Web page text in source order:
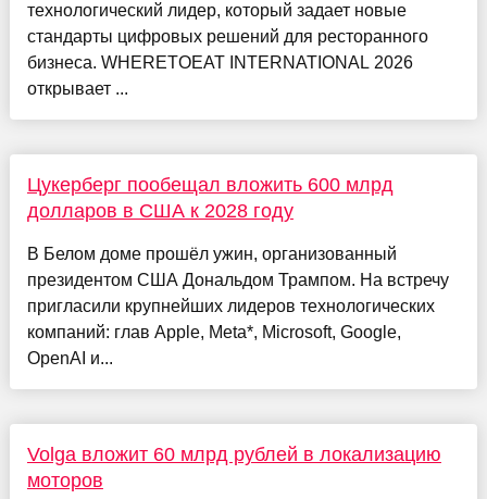
технологический лидер, который задает новые
стандарты цифровых решений для ресторанного
бизнеса. WHERETOEAT INTERNATIONAL 2026
открывает ...
Цукерберг пообещал вложить 600 млрд
долларов в США к 2028 году
В Белом доме прошёл ужин, организованный
президентом США Дональдом Трампом. На встречу
пригласили крупнейших лидеров технологических
компаний: глав Apple, Meta*, Microsoft, Google,
OpenAI и...
Volga вложит 60 млрд рублей в локализацию
моторов